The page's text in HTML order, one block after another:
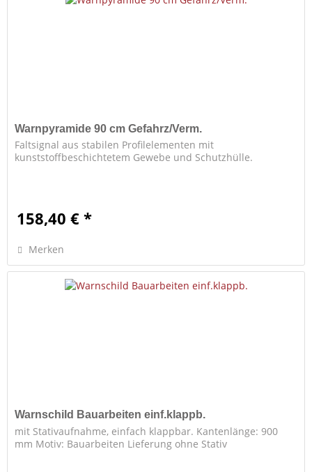
Warnpyramide 90 cm Gefahrz/Verm.
Faltsignal aus stabilen Profilelementen mit
kunststoffbeschichtetem Gewebe und Schutzhülle.
158,40 € *
Merken
Warnschild Bauarbeiten einf.klappb.
mit Stativaufnahme, einfach klappbar. Kantenlänge: 900
mm Motiv: Bauarbeiten Lieferung ohne Stativ